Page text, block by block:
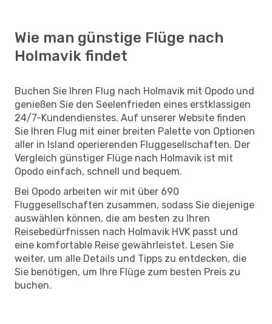
Wie man günstige Flüge nach
Holmavik findet
Buchen Sie Ihren Flug nach Holmavik mit Opodo und
genießen Sie den Seelenfrieden eines erstklassigen
24/7-Kundendienstes. Auf unserer Website finden
Sie Ihren Flug mit einer breiten Palette von Optionen
aller in Island operierenden Fluggesellschaften. Der
Vergleich günstiger Flüge nach Holmavik ist mit
Opodo einfach, schnell und bequem.
Bei Opodo arbeiten wir mit über 690
Fluggesellschaften zusammen, sodass Sie diejenige
auswählen können, die am besten zu Ihren
Reisebedürfnissen nach Holmavik HVK passt und
eine komfortable Reise gewährleistet. Lesen Sie
weiter, um alle Details und Tipps zu entdecken, die
Sie benötigen, um Ihre Flüge zum besten Preis zu
buchen.